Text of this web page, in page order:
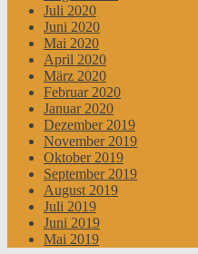
Juli 2020
Juni 2020
Mai 2020
April 2020
März 2020
Februar 2020
Januar 2020
Dezember 2019
November 2019
Oktober 2019
September 2019
August 2019
Juli 2019
Juni 2019
Mai 2019